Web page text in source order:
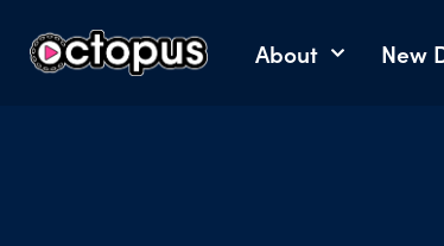
About New